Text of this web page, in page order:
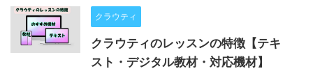
クラウティ
クラウティのレッスンの特徴【テキ
スト・デジタル教材・対応機材】